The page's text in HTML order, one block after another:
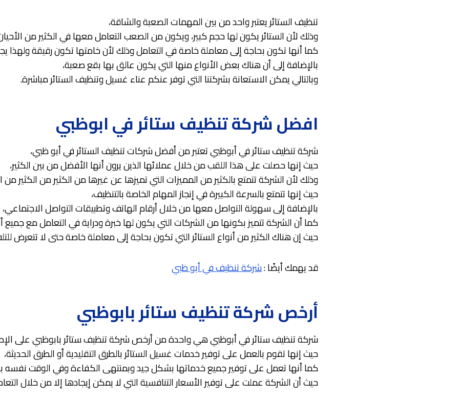
تنظيف الستائر يعتبر واحد من بين المهمات الصعبة والشاقة،
وذلك لأن الستائر يكون لها حجم كبير، ويكون من الصعب التعامل معها في الكثير من
كما أنها تكون بحاجة إلى معاملة خاصة في التعامل وذلك لأن خامتها تكون رقيقة ولهذا
بالإضافة إلى أن هناك بعض الأنواع منها التي يكون عالق بها بقع صعبة،
وبالتالي يمكن الاستعانة بشركتنا التي توفر عنكم عناء غسيل وتنظيف الستائر مباشرة.
افضل شركة تنظيف ستائر في ابوظبي
شركة تنظيف ستائر في أبوظبي تعتبر من أفضل شركات تنظيف الستائر في أبو ظبي،
حيث إنها حصلت على هذا اللقب من خلال عملائها الذين يرون أنها الأفضل من بين الكثير،
وذلك لأن الشركة تتمتع بالكثير من المميزات التي تميزها عن غيرها من الكثير من الكثير من
حيث إنها تتمتع بالسرعة الكبيرة في إنجاز المهام الخاصة بالتنظيف،
بالإضافة إلى سهولة التواصل معها من خلال أرقام الهاتف وتطبيقات التواصل الاجتماعي،
كما أن الشركة تتميز بكونها من الشركات التي يكون لها خبرة ودراية في التعامل مع جميع
حيث إن هناك الكثير من أنواع الستائر التي تكون بحاجة إلى معاملة خاصة حتى لا تتعرض
قد يهمك أيضًا :شركة تنظيف في أبو ظبي
أرخص شركة تنظيف ستائر بابوظبي
شركة تنظيف ستائر في أبوظبي هي واحدة من أرخص شركة تنظيف ستائر بابوظبي على
حيث إنها تقوم بالعمل على توفير خدمات غسيل الستائر بالطرق التقليدية أو الطرق الحديثة،
كما أنها تعمل على توفير جميع خدماتها بشكل جيد وبمنتهى الكفاءة وفي الوقت نفسه
حيث أن الشركة عملت على توفير الأسعار التنافسية التي لا يمكن إيجادها إلا من خلال